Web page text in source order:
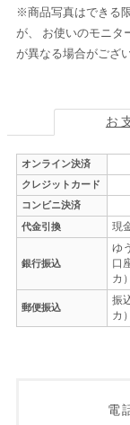
※商品写真はできる
が、 お使いのモニタ
が異なる場合がござ
お
オンライン決済
クレジットカード
コンビニ決済
代金引換
現
銀行振込
ゆ
口
カ
郵便振込
振
カ
電